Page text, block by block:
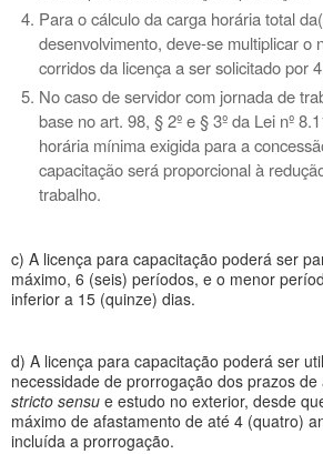
Para o cálculo da carga horária total
desenvolvimento, deve-se multiplicar o
corridos da licença a ser solicitado por
No caso de servidor com jornada de
base no art. 98, § 2º e § 3º da Lei nº
horária mínima exigida para a
capacitação será proporcional à
trabalho.
c) A licença para capacitação poderá ser
máximo, 6 (seis) períodos, e o menor
inferior a 15 (quinze) dias.
d) A licença para capacitação poderá ser
necessidade de prorrogação dos prazos
stricto sensu e estudo no exterior, desde
máximo de afastamento de até 4 (quatro)
incluída a prorrogação.